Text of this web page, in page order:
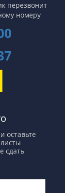
перезвонит
номеру
оставьте
сдать